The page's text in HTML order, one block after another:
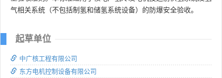
气相关系统（不包括制氢和储氢系统设备）的防爆安全验收。
起草单位
中广核工程有限公司
东方电机控制设备有限公司